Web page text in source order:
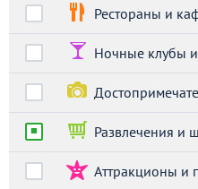
Рестораны и
Ночные клубы
Развлечения и
Аттракционы и